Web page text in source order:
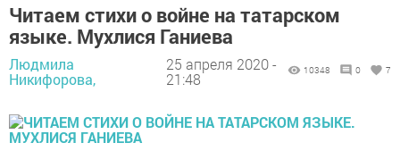
Читаем стихи о войне на татарском
языке. Мухлися Ганиева
Людмила
Никифорова,
25 апреля 2020 -
21:48
10348 0 7